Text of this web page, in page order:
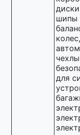
шипы
для